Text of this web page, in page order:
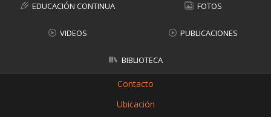
EDUCACIÓN CONTINUA FOTOS
VIDEOS PUBLICACIONES
BIBLIOTECA
Contacto
Ubicación